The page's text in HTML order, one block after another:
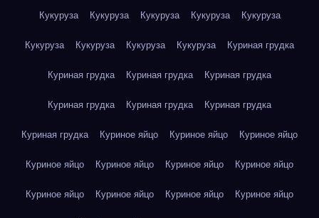
Кукуруза Кукуруза Кукуруза Кукуруза Кукуруза
Кукуруза Кукуруза Кукуруза Кукуруза Куриная грудка
Куриная грудка Куриная грудка Куриная грудка
Куриная грудка Куриная грудка Куриная грудка
Куриная грудка Куриное яйцо Куриное яйцо Куриное яйцо
Куриное яйцо Куриное яйцо Куриное яйцо Куриное яйцо
Куриное яйцо Куриное яйцо Куриное яйцо Куриное яйцо